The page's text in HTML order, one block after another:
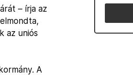
– írja az
az uniós
A